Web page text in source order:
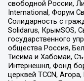
свободной России,
International, Форум
Солидарность с
Solidarus, КрымSOS,
государственного
общества Россия,
Тисима и Хабомаи,
Интернешнл, Фонд
церквей TCCN,